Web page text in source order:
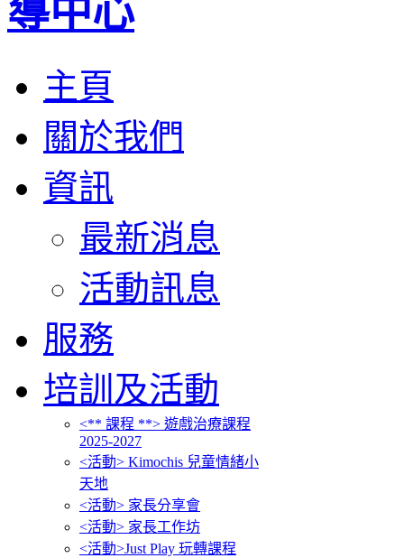
主頁
關於我們
資訊
最新消息
活動訊息
服務
培訓及活動
<** 課程 **> 遊戲治療課程
2025-2027
<活動> Kimochis 兒童情緒小
天地
<活動> 家長分享會
<活動> 家長工作坊
<活動>Just Play 玩轉課程